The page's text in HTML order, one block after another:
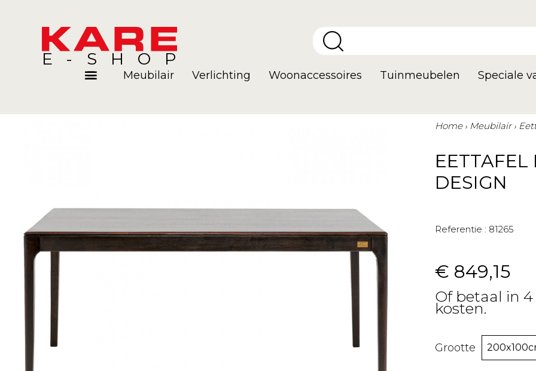
E-SHOP
Meubilair Verlichting Woonaccessoires Tuinmeubelen Speciale
Home Meubilair
DESIGN
Referentie : 81265
€ 849,15
Of betaal in
kosten.
Grootte